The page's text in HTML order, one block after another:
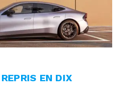
EN DIX